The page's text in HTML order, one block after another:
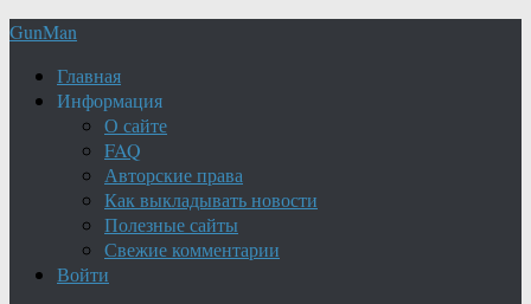
GunMan
Главная
Информация
О сайте
FAQ
Авторские права
Как выкладывать новости
Полезные сайты
Свежие комментарии
Войти